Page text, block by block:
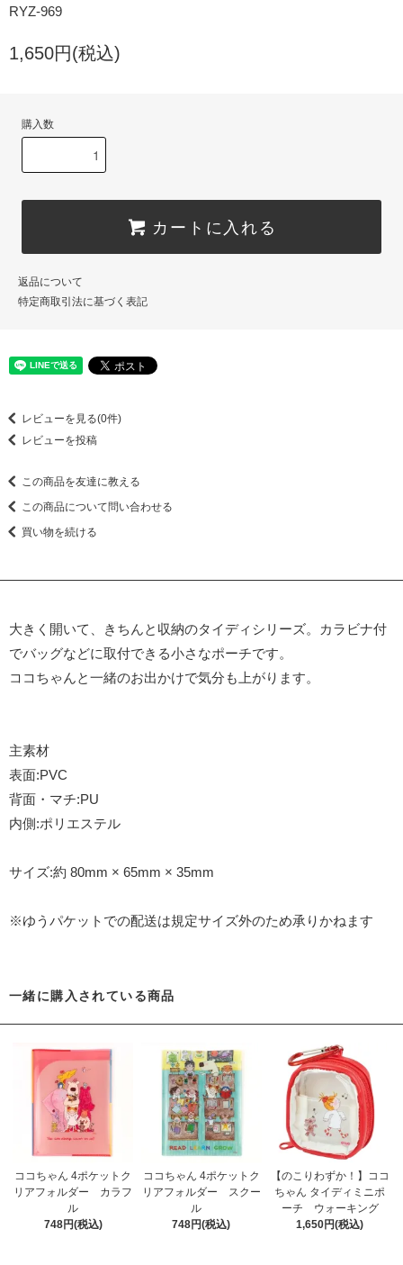
RYZ-969
1,650円(税込)
購入数
カートに入れる
返品について
特定商取引法に基づく表記
レビューを見る(0件)
レビューを投稿
この商品を友達に教える
この商品について問い合わせる
買い物を続ける
大きく開いて、きちんと収納のタイディシリーズ。カラビナ付
でバッグなどに取付できる小さなポーチです。
ココちゃんと一緒のお出かけで気分も上がります。
主素材
表面:PVC
背面・マチ:PU
内側:ポリエステル
サイズ:約 80mm × 65mm × 35mm
※ゆうパケットでの配送は規定サイズ外のため承りかねます
一緒に購入されている商品
ココちゃん 4ポケットク
リアフォルダー カラフ
ル
748円(税込)
ココちゃん 4ポケットク
リアフォルダー スクー
ル
748円(税込)
【のこりわずか！】ココ
ちゃん タイディミニポ
ーチ ウォーキング
1,650円(税込)